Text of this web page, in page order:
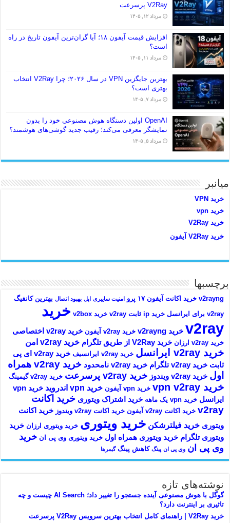
V2Ray پرسرعت
مرداد ۱۲, ۱۴۰۵
افزایش قیمت آیفون ۱۸؛ آیا گران‌ترین آیفون تاریخ در راه
است؟
مرداد ۱۱, ۱۴۰۵
بهترین جایگزین VPN در سال ۲۰۲۶؛ چرا V2Ray انتخاب
بهتری است؟
مرداد ۷, ۱۴۰۵
OpenAI اولین دستگاه هوش مصنوعی خود را بدون
نمایشگر معرفی می‌کند؛ رقیب جدید گوشی‌های هوشمند؟
مرداد ۵, ۱۴۰۵
میانبر
خرید VPN
خرید vpn
خرید V2Ray
خرید V2Ray آیفون
برچسبها
v2rayng خرید اکانت آیفون ۱۷ پرو امنیت سایبری اپل بهبود اتصال بهترین کانفیگ
v2ray برای ایرانسل
خرید ip ثابت v2ray خرید v2box
خرید
v2ray خرید v2rayng خرید v2ray آیفون خرید v2ray اختصاصی
خرید v2ray ارزان خرید V2Ray از طریق تلگرام خرید v2ray امن
خرید v2ray ایرانسل خرید v2ray ایرانسیف
خرید v2ray ای پی
ثابت خرید v2ray تلگرام خرید v2ray نامحدود
خرید v2ray همراه
اول خرید v2ray ویندوز خرید v2ray پرسرعت خرید v2ray گیمینگ
خرید vpn v2ray خرید vpn آیفون خرید vpn اندروید
خرید vpn
ایرانسل خرید vpn یک ماهه خرید اشتراک ویتوری خرید اکانت
v2ray خرید اکانت v2ray آیفون خرید اکانت v2ray ویندوز
خرید اکانت
ویتوری خرید فیلترشکن خرید ویتوری خرید ویتوری ارزان خرید
ویتوری تلگرام خرید ویتوری همراه اول خرید ویتوری وی پی ان خرید
وی پی ان وی پی ان پینگ کاهش پینگ گیمرها
نوشته‌های تازه
گوگل با هوش مصنوعی آینده جستجو را تغییر داد؛ AI Search چیست و چه
تاثیری بر اینترنت دارد؟
خرید V2Ray | راهنمای کامل انتخاب بهترین سرویس V2Ray پرسرعت